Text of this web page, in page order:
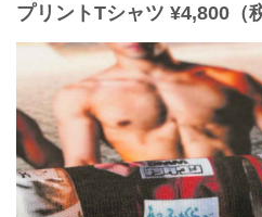
プリントTシャツ ¥4,800（